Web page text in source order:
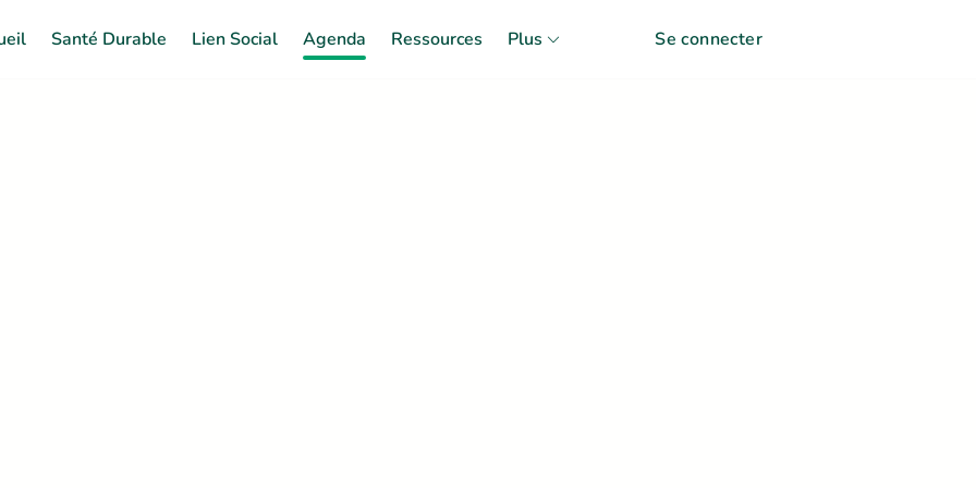
Santé Durable Lien Social Agenda Ressources Plus Se connecter